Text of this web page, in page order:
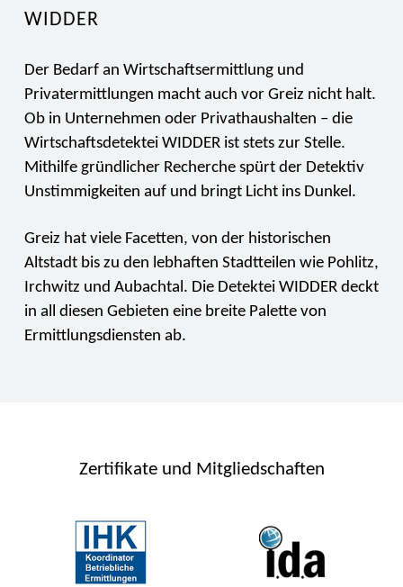
WIDDER
Der Bedarf an Wirtschaftsermittlung und
Privatermittlungen macht auch vor Greiz nicht halt.
Ob in Unternehmen oder Privathaushalten – die
Wirtschaftsdetektei WIDDER ist stets zur Stelle.
Mithilfe gründlicher Recherche spürt der Detektiv
Unstimmigkeiten auf und bringt Licht ins Dunkel.
Greiz hat viele Facetten, von der historischen
Altstadt bis zu den lebhaften Stadtteilen wie Pohlitz,
Irchwitz und Aubachtal. Die Detektei WIDDER deckt
in all diesen Gebieten eine breite Palette von
Ermittlungsdiensten ab.
Zertifikate und Mitgliedschaften